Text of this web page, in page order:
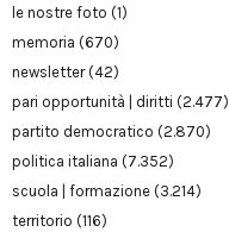
le nostre foto (1)
memoria (670)
newsletter(42)
pari opportunità | diritti (2.477)
partito democratico (2.870)
politica italiana (7.352)
scuola | formazione (3.214)
territorio (116)